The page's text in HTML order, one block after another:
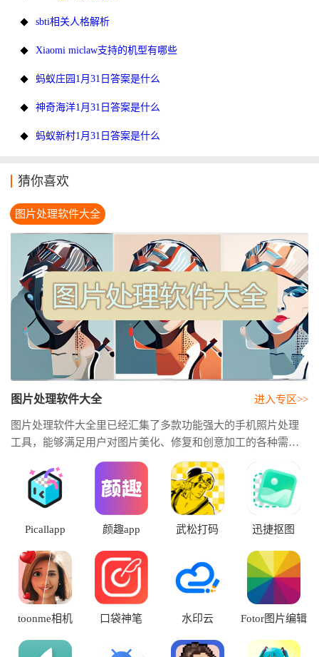
sbti相关人格解析
Xiaomi miclaw支持的机型有哪些
蚂蚁庄园1月31日答案是什么
神奇海洋1月31日答案是什么
蚂蚁新村1月31日答案是什么
猜你喜欢
图片处理软件大全
图片处理软件大全
图片处理软件大全里已经汇集了多款功能强大的手机照片处理
工具，能够满足用户对图片美化、修复和创意加工的各种需
求。无论用户是想要日常拍照的瑕疵修正，还是添加各种艺术
滤镜与特效，这些软件都能帮助用户轻松实现，让普通的照片
也能焕发出新魅力。通过软件的各种功能，比如智能修复、磨
皮和背景替换等，用户可以快速优化图片的效果，从而提升图
片的视觉品质。无论用户是专业创作者还是日常爱好者，都能
进入专区>>
Picallapp 颜趣app 武松打码 迅捷抠图
toonme相机 口袋神笔 水印云
Fotor图片编辑